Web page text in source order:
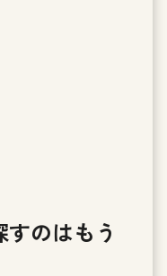
のはもう